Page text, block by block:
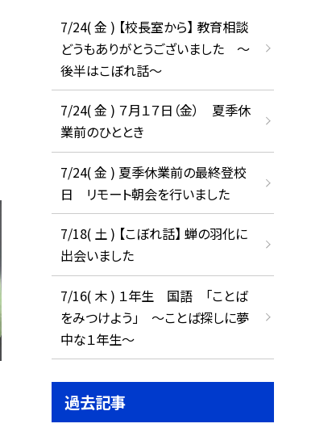
7/24( 金 ) 【校長室から】 教育相談
どうもありがとうございました ～
後半はこぼれ話～
7/24( 金 ) ７月１７日（金） 夏季休
業前のひととき
7/24( 金 ) 夏季休業前の最終登校
日 リモート朝会を行いました
7/18( 土 ) 【こぼれ話】 蝉の羽化に
出会いました
7/16( 木 ) １年生 国語 「ことば
をみつけよう」 ～ことば探しに夢
中な１年生～
過去記事